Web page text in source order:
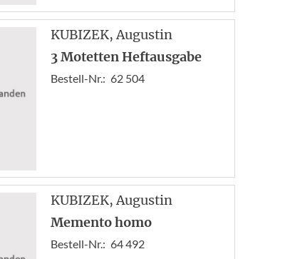
KUBIZEK, Augustin
3 Motetten Heftausgabe
Bestell-Nr.: 62 504
KUBIZEK, Augustin
Memento homo
Bestell-Nr.: 64 492